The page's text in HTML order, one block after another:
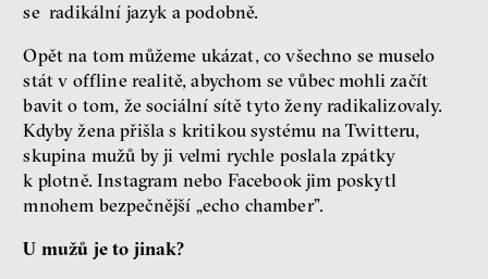
se radikální jazyk a podobně.
Opět na tom můžeme ukázat, co všechno se muselo
stát v offline realitě, abychom se vůbec mohli začít
bavit o tom, že sociální sítě tyto ženy radikalizovaly.
Kdyby žena přišla s kritikou systému na Twitteru,
skupina mužů by ji velmi rychle poslala zpátky
k plotně. Instagram nebo Facebook jim poskytl
mnohem bezpečnější „echo chamber”.
U mužů je to jinak?